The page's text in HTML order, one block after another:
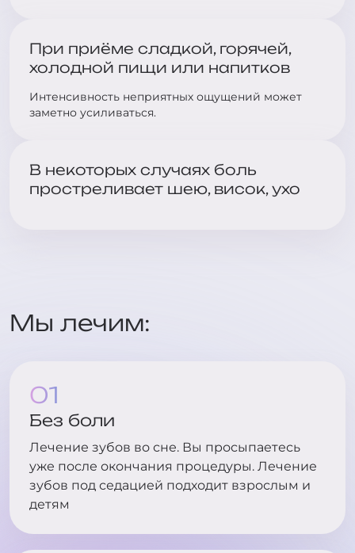
При приёме сладкой, горячей,
холодной пищи или напитков
Интенсивность неприятных ощущений может
заметно усиливаться.
В некоторых случаях боль
простреливает шею, висок, ухо
Мы лечим:
Без боли
Лечение зубов во сне. Вы просыпаетесь
уже после окончания процедуры. Лечение
зубов под седацией подходит взрослым и
детям